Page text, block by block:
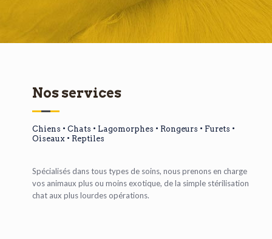
Nos services
Chiens • Chats • Lagomorphes • Rongeurs • Furets •
Oiseaux • Reptiles
Spécialisés dans tous types de soins, nous prenons en charge
vos animaux plus ou moins exotique, de la simple stérilisation
chat aux plus lourdes opérations.